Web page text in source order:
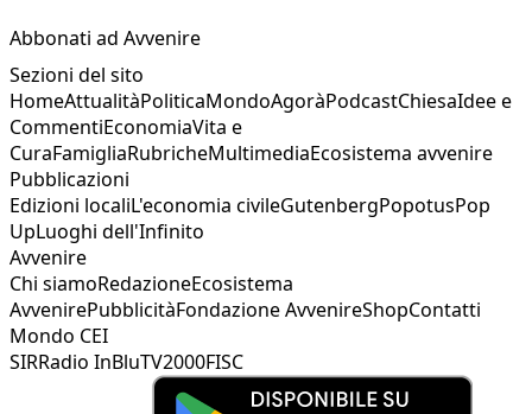
Abbonati ad Avvenire
Sezioni del sito
HomeAttualitàPoliticaMondoAgoràPodcastChiesaIdee e
CommentiEconomiaVita e
CuraFamigliaRubricheMultimediaEcosistema avvenire
Pubblicazioni
Edizioni localiL'economia civileGutenbergPopotusPop
UpLuoghi dell'Infinito
Avvenire
Chi siamoRedazioneEcosistema
AvvenirePubblicitàFondazione AvvenireShopContatti
Mondo CEI
SIRRadio InBluTV2000FISC